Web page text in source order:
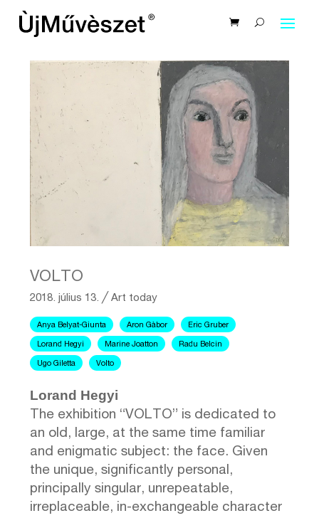
VOLTO
2018. július 13. ╱Art today
Anya Belyat-Giunta Aron Gàbor Eric Gruber
Lorand Hegyi Marine Joatton Radu Belcin
Ugo Giletta Volto
Lorand Hegyi
The exhibition “VOLTO” is dedicated to
an old, large, at the same time familiar
and enigmatic subject: the face. Given
the unique, significantly personal,
principally singular, unrepeatable,
irreplaceable, in-exchangeable character